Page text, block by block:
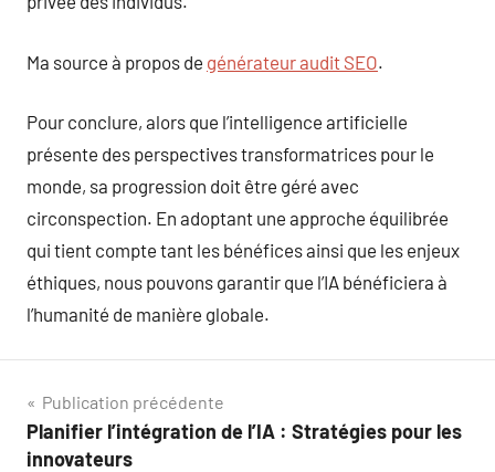
Ma source à propos de générateur audit SEO.
Pour conclure, alors que l’intelligence artificielle
présente des perspectives transformatrices pour le
monde, sa progression doit être géré avec
circonspection. En adoptant une approche équilibrée
qui tient compte tant les bénéfices ainsi que les enjeux
éthiques, nous pouvons garantir que l’IA bénéficiera à
l’humanité de manière globale.
Navigation
de
Publication précédente
Planifier l’intégration de l’IA : Stratégies pour les
innovateurs